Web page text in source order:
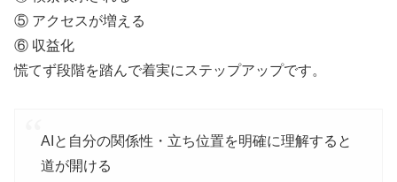
⑤ アクセスが増える
⑥ 収益化
慌てず段階を踏んで着実にステップアップです。
AIと自分の関係性・立ち位置を明確に理解すると
道が開ける